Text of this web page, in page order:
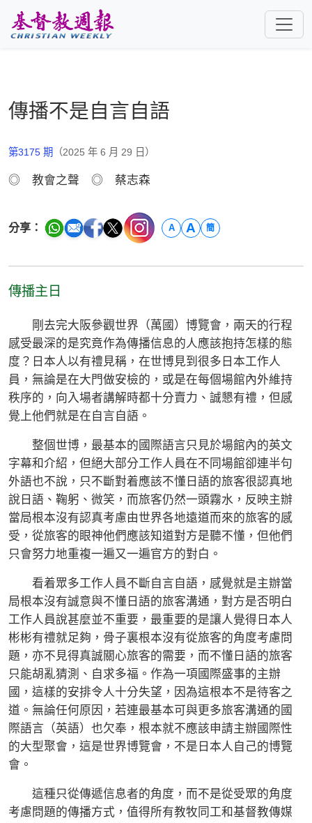
傳播不是自言自語
第3175 期 （2025 年 6 月 29 日）
◎ 教會之聲 ◎ 蔡志森
分享： A A 簡
傳播主日
剛去完大阪參觀世界（萬國）博覽會，兩天的行程
感受最深的是究竟作為傳播信息的人應該抱持怎樣的態
度？日本人以有禮見稱，在世博見到很多日本工作人
員，無論是在大門做安檢的，或是在每個場館內外維持
秩序的，向入場者講解時都十分賣力、誠懇有禮，但感
覺上他們就是在自言自語。
整個世博，最基本的國際語言只見於場館內的英文
字幕和介紹，但絕大部分工作人員在不同場館卻連半句
外語也不說，只不斷對着應該不懂日語的旅客很認真地
說日語、鞠躬、微笑，而旅客仍然一頭霧水，反映主辦
當局根本沒有認真考慮由世界各地遠道而來的旅客的感
受，從旅客的眼神他們應該知道對方是聽不懂，但他們
只會努力地重複一遍又一遍官方的對白。
看着眾多工作人員不斷自言自語，感覺就是主辦當
局根本沒有誠意與不懂日語的旅客溝通，對方是否明白
工作人員說甚麼並不重要，最重要的是讓人覺得日本人
彬彬有禮就足夠，骨子裏根本沒有從旅客的角度考慮問
題，亦不見得真誠關心旅客的需要，而不懂日語的旅客
只能胡亂猜測、自求多福。作為一項國際盛事的主辦
國，這樣的安排令人十分失望，因為這根本不是待客之
道。無論任何原因，若連最基本可與更多旅客溝通的國
際語言（英語）也欠奉，根本就不應該申請主辦國際性
的大型聚會，這是世界博覽會，不是日本人自己的博覽
會。
這種只從傳遞信息者的角度，而不是從受眾的角度
考慮問題的傳播方式，值得所有教牧同工和基督教傳媒